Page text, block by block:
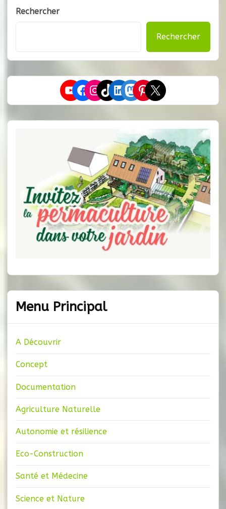
Rechercher
Rechercher
YouTube
Facebook
Instagram
TikTok
LinkedIn
Mastodon
Pinterest
X
Menu Principal
A Découvrir
Concept
Documentation
Agriculture Naturelle
Autonomie et résilience
Eco-Construction
Santé et Médecine
Science et Nature